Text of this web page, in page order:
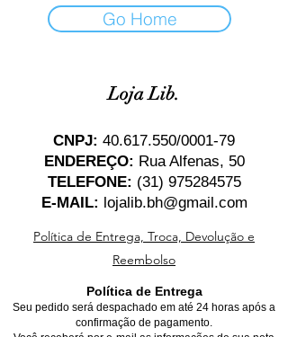
Go Home
Loja Lib.
CNPJ: 40.617.550/0001-79
ENDEREÇO: Rua Alfenas, 50
TELEFONE: (31) 975284575
E-MAIL: lojalib.bh@gmail.com
Política de Entrega, Troca, Devolução e
Reembolso
Política de Entrega
Seu pedido será despachado em até 24 horas após a
confirmação de pagamento.